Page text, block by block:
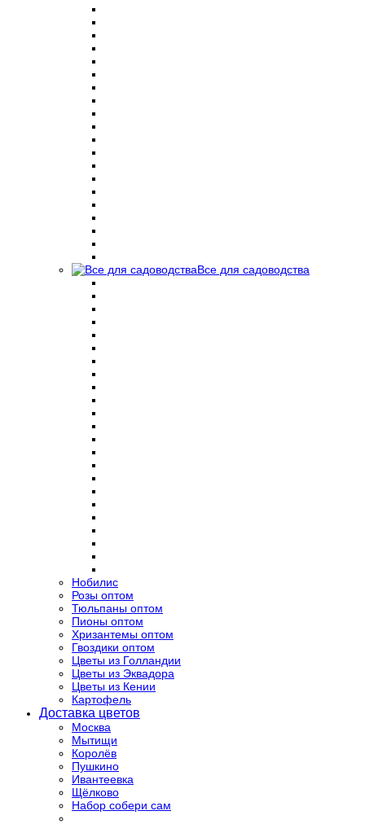
Все для садоводства
Нобилис
Розы оптом
Тюльпаны оптом
Пионы оптом
Хризантемы оптом
Гвоздики оптом
Цветы из Голландии
Цветы из Эквадора
Цветы из Кении
Картофель
Доставка цветов
Москва
Мытищи
Королёв
Пушкино
Ивантеевка
Щёлково
Набор собери сам